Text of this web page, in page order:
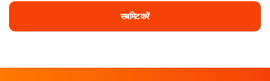
सबमिट करें